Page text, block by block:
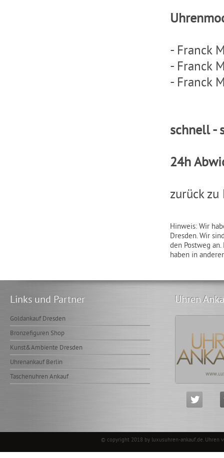
- Franck
- Franck
- Franck
schnell -
24h
zurück
Hinweis: Wir
Dresden. Wir
den Postweg
haben in
Links und Partner
Goldankauf Dresden
Bronzefiguren Shop
Kunst&Ambiente Dresden
Uhrenankauf Berlin
Taschenuhren Ankauf
Uhren
© copyright 2018 by luxusuhren-ankauf.de. Uhren